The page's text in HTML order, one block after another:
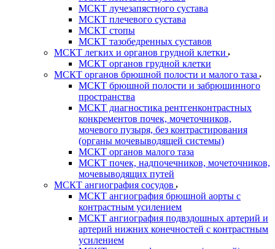
МСКТ лучезапястного сустава
МСКТ плечевого сустава
МСКТ стопы
МСКТ тазобедренных суставов
МСКТ легких и органов грудной клетки
МСКТ органов грудной клетки
МСКТ органов брюшной полости и малого таза
МСКТ брюшной полости и забрюшинного
пространства
МСКТ диагностика рентгенконтрастных
конкрементов почек, мочеточников,
мочевого пузыря, без контрастирования
(органы мочевыводящей системы)
МСКТ органов малого таза
МСКТ почек, надпочечников, мочеточников,
мочевыводящих путей
МСКТ ангиография сосудов
МСКТ ангиография брюшной аорты с
контрастным усилением
МСКТ ангиография подвздошных артерий и
артерий нижних конечностей с контрастным
усилением